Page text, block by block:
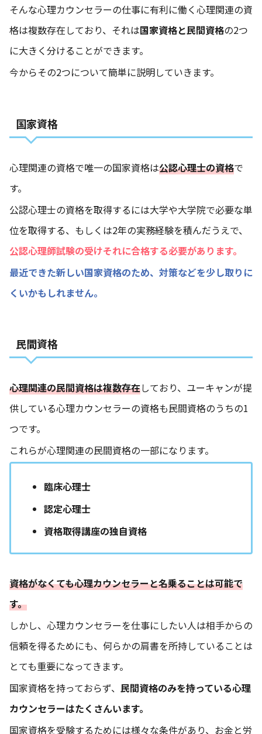
そんな心理カウンセラーの仕事に有利に働く心理関連の資
格は複数存在しており、それは国家資格と民間資格の2つ
に大きく分けることができます。
今からその2つについて簡単に説明していきます。
国家資格
心理関連の資格で唯一の国家資格は公認心理士の資格で
す。
公認心理士の資格を取得するには大学や大学院で必要な単
位を取得する、もしくは2年の実務経験を積んだうえで、
公認心理師試験の受けそれに合格する必要があります。
最近できた新しい国家資格のため、対策などを少し取りに
くいかもしれません。
民間資格
心理関連の民間資格は複数存在しており、ユーキャンが提
供している心理カウンセラーの資格も民間資格のうちの1
つです。
これらが心理関連の民間資格の一部になります。
臨床心理士
認定心理士
資格取得講座の独自資格
資格がなくても心理カウンセラーと名乗ることは可能で
す。
しかし、心理カウンセラーを仕事にしたい人は相手からの
信頼を得るためにも、何らかの肩書を所持していることは
とても重要になってきます。
国家資格を持っておらず、 民間資格のみを持っている心理
カウンセラーはたくさんいます。
国家資格を受験するためには様々な条件があり、お金と労